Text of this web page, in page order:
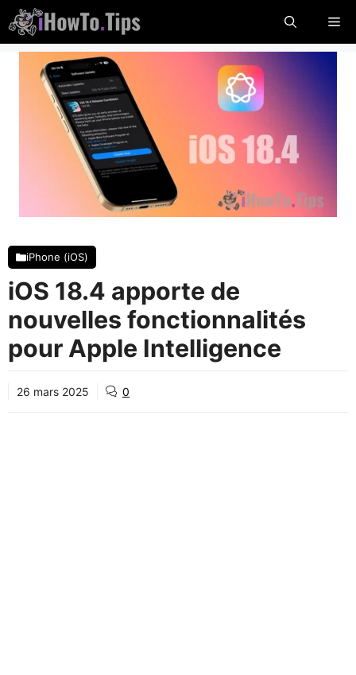
Passer
au
contenu
iPhone (iOS)
iOS 18.4 apporte de
nouvelles fonctionnalités
pour Apple Intelligence
26 mars 2025 0